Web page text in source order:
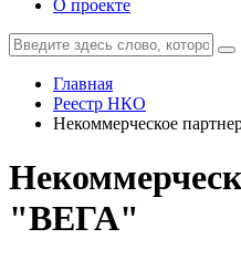
О проекте
Главная
Реестр НКО
Некоммерческое
"ВЕГА"